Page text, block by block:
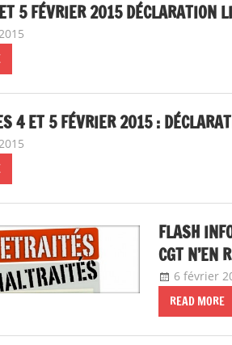
4 ET 5 FÉVRIER 2015 :
delfabsar
Mobilité / Avancement
CGT N’EN
6 février
READ MORE
LIMINAIRE À LA
SPIP 44